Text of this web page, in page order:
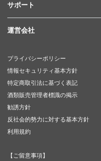
サポート
運営会社
プライバシーポリシー
情報セキュリティ基本方針
特定商取引法に基づく表記
酒類販売管理者標識の掲示
勧誘方針
反社会的勢力に対する基本方針
利用規約
【ご留意事項】